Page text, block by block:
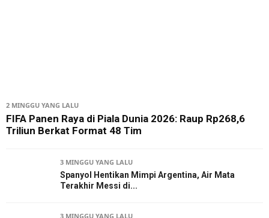
2 MINGGU YANG LALU
FIFA Panen Raya di Piala Dunia 2026: Raup Rp268,6
Triliun Berkat Format 48 Tim
3 MINGGU YANG LALU
Spanyol Hentikan Mimpi Argentina, Air Mata
Terakhir Messi di...
3 MINGGU YANG LALU